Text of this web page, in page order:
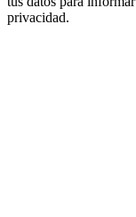
privacidad.